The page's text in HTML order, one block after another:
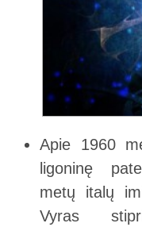
Apie 1960
ligoninę
metų italų
Vyras